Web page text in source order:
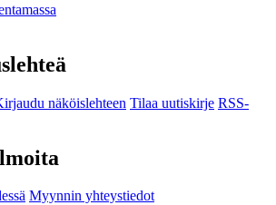
näköislehteen Tilaa uutiskirje RSS-
Myynnin yhteystiedot